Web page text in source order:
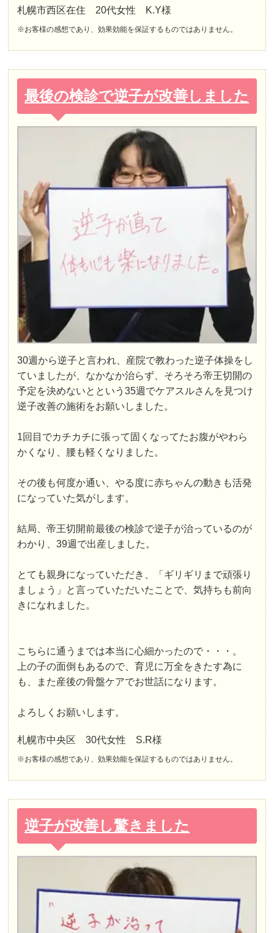
札幌市西区在住 20代女性 K.Y様
※お客様の感想であり、効果効能を保証するものではありません。
最後の検診で逆子が改善しました
30週から逆子と言われ、産院で教わった逆子体操をし
ていましたが、なかなか治らず、そろそろ帝王切開の
予定を決めないとという35週でケアスルさんを見つけ
逆子改善の施術をお願いしました。
1回目でカチカチに張って固くなってたお腹がやわら
かくなり、腰も軽くなりました。
その後も何度か通い、やる度に赤ちゃんの動きも活発
になっていた気がします。
結局、帝王切開前最後の検診で逆子が治っているのが
わかり、39週で出産しました。
とても親身になっていただき、「ギリギリまで頑張り
ましょう」と言っていただいたことで、気持ちも前向
きになれました。
こちらに通うまでは本当に心細かったので・・・。
上の子の面倒もあるので、育児に万全をきたす為に
も、また産後の骨盤ケアでお世話になります。
よろしくお願いします。
札幌市中央区 30代女性 S.R様
※お客様の感想であり、効果効能を保証するものではありません。
逆子が改善し驚きました